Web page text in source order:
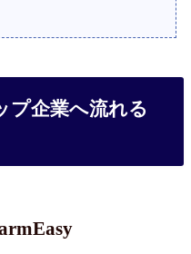
プ企業へ流れる